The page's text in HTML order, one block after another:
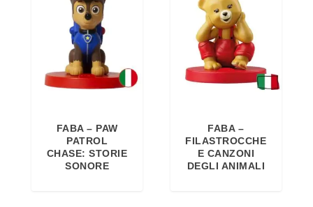
4
,
9
0
€
FABA – PAW
PATROL
CHASE: STORIE
SONORE
FABA –
FILASTROCCHE
E CANZONI
DEGLI ANIMALI